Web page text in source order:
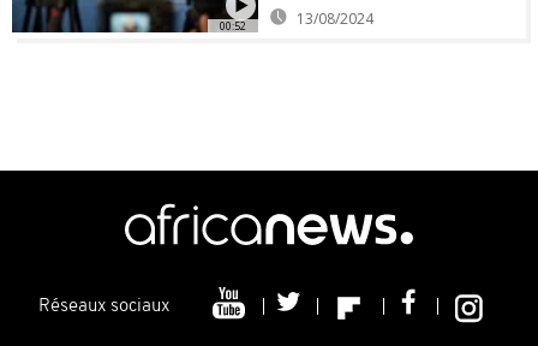
00:52 13/08/2024
Réseaux sociaux